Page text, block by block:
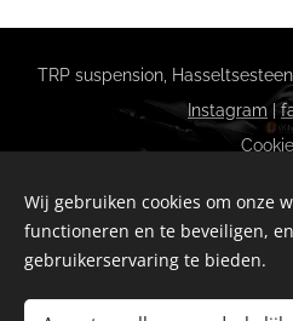
TRP suspension,
Instagram |
Nederlands
Wij gebruiken cookies om onze
functioneren en te beveiligen,
gebruikerservaring te bieden.